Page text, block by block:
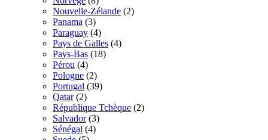
Nouvelle-Zélande (2)
Panama (3)
Paraguay (4)
Pays de Galles (4)
Pays-Bas (18)
Pérou (4)
Pologne (2)
Portugal (39)
Qatar (2)
République Tchèque (2)
Salvador (3)
Sénégal (4)